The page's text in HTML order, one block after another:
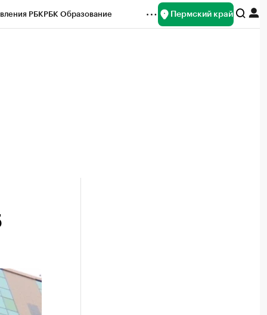
РБКРБК Образование Пермский край